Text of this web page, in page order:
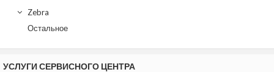
Zebra
Остальное
УСЛУГИ СЕРВИСНОГО ЦЕНТРА